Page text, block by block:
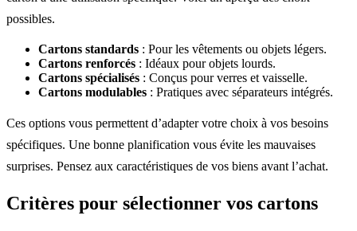
possibles.
Cartons standards : Pour les vêtements ou objets légers.
Cartons renforcés : Idéaux pour objets lourds.
Cartons spécialisés : Conçus pour verres et vaisselle.
Cartons modulables : Pratiques avec séparateurs intégrés.
Ces options vous permettent d’adapter votre choix à vos besoins
spécifiques. Une bonne planification vous évite les mauvaises
surprises. Pensez aux caractéristiques de vos biens avant l’achat.
Critères pour sélectionner vos cartons